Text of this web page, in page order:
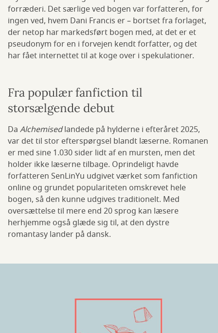
forræderi. Det særlige ved bogen var forfatteren, for
ingen ved, hvem Dani Francis er – bortset fra forlaget,
der netop har markedsført bogen med, at det er et
pseudonym for en i forvejen kendt forfatter, og det
har fået internettet til at koge over i spekulationer.
Fra populær fanfiction til
storsælgende debut
Da Alchemisedlandede på hylderne i efteråret 2025,
var det til stor efterspørgsel blandt læserne. Romanen
er med sine 1.030 sider lidt af en mursten, men det
holder ikke læserne tilbage. Oprindeligt havde
forfatteren SenLinYu udgivet værket som fanfiction
online og grundet populariteten omskrevet hele
bogen, så den kunne udgives traditionelt. Med
oversættelse til mere end 20 sprog kan læsere
herhjemme også glæde sig til, at den dystre
romantasy lander på dansk.